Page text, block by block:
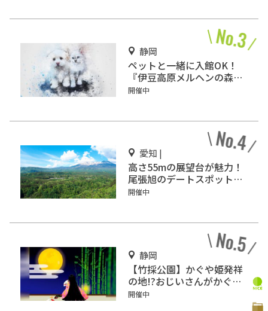
静岡
ペットと一緒に入館OK！
『伊豆高原メルヘンの森美
術館』をご紹介
開催中
愛知 |
高さ55mの展望台が魅力！
尾張旭のデートスポット
「スカイワードあさひ」
開催中
静岡
【竹採公園】かぐや姫発祥
の地!?おじいさんがかぐや
姫を見つけた場所を見に行
開催中